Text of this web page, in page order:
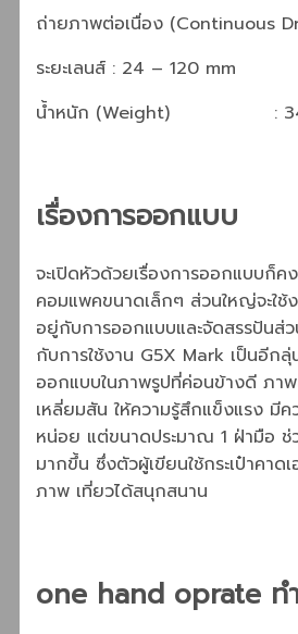
ถ่ายภาพต่อเนื่อง (Continuous
ระยะเลนส์ : 24 – 120 mm
น้ำหนัก (Weight) :
เรื่องการออกแบบ
จะเปิดหัวด้วยเรื่องการออกแบบก็ค
คอมแพคขนาดเล็กๆ ส่วนใหญ่จะใช้
อยู่กับการออกแบบและจัดสรรปันส่ว
กับการใช้งาน G5X Mark เป็นอีก
ออกแบบในภาพรูปที่ค่อนข้างดี ภา
เหลี่ยมสัน ให้ความรู้สึกแข็งแรง มีค
หน่อย แต่ขนาดประมาณ 1 ฝ่ามือ ช่
มากขึ้น ซึ่งตัวผู้เขียนใช้กระเป๋าคาด
ภาพ เที่ยวได้สนุกสนาน
one hand oprate ท